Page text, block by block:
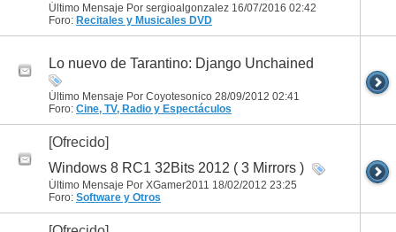
Último Mensaje Por sergioalgonzalez 16/07/2016 02:42
Foro: Recitales y Musicales DVD
Lo nuevo de Tarantino: Django Unchained
Último Mensaje Por Coyotesonico 28/09/2012 02:41
Foro: Cine, TV, Radio y Espectáculos
[Ofrecido]
Windows 8 RC1 32Bits 2012 ( 3 Mirrors )
Último Mensaje Por XGamer2011 18/02/2012 23:25
Foro: Software y Otros